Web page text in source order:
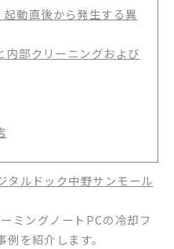
動直後から発生する異
内部クリーニングおよび
タルドック中野サンモール
ミングノートPCの冷却フ
を紹介します。